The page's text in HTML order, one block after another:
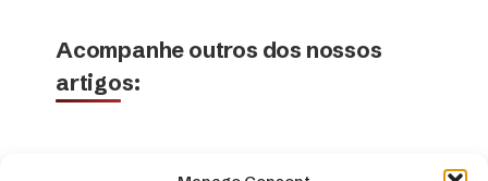
Acompanhe outros dos nossos
artigos: